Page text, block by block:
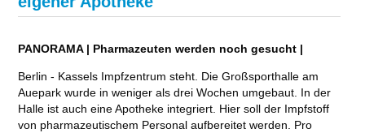
PANORAMA | Pharmazeuten werden noch gesucht |
Berlin - Kassels Impfzentrum steht. Die Großsporthalle am
Auepark wurde in weniger als drei Wochen umgebaut. In der
Halle ist auch eine Apotheke integriert. Hier soll der Impfstoff
von pharmazeutischem Personal aufbereitet werden. Pro